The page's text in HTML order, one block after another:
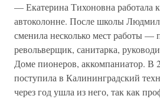
— Екатерина Тихоновна работала
автоколонне. После школы
сменила несколько мест работы —
револьверщик, санитарка,
Доме пионеров, аккомпаниатор. В
поступила в Калининградский
через год ушла из него, так как